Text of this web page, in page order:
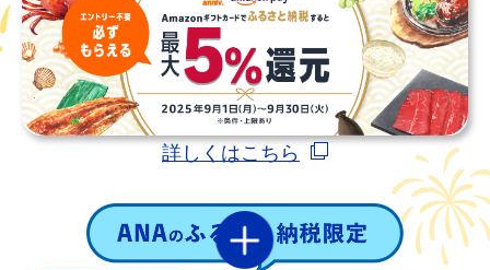
詳しくはこちら